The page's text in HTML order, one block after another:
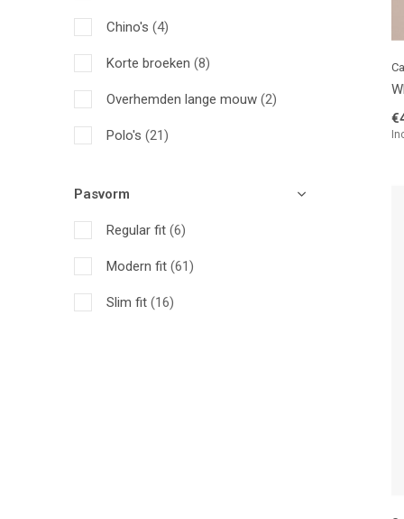
(11)
Chino's (4)
Korte broeken (8)
Overhemden lange mouw (2)
Polo's (21)
(2)
Pasvorm
Regular fit (6)
Modern fit (61)
Slim fit (16)